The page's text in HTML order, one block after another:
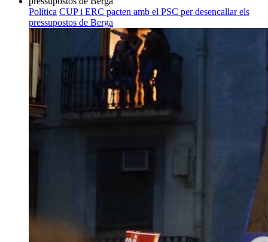
Política CUP i ERC pacten amb el PSC per desencallar els
pressupostos de Berga